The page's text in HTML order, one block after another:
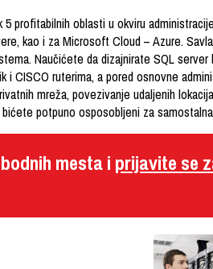
profitabilnih oblasti u okviru
kao i za Microsoft Cloud – Azure.
Naučićete da dizajnirate SQL server
CISCO ruterima, a pored osnovne
mreža, povezivanje udaljenih
potpuno osposobljeni za
mesta i prijavite se